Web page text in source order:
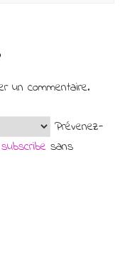
un commentaire.
Prévenez-
subscribe sans